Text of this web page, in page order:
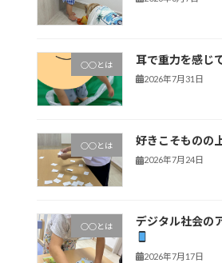
○○とは 耳で重力を感じ
2026年7月31日
○○とは 好きこそものの
2026年7月24日
○○とは デジタル社会の
2026年7月17日